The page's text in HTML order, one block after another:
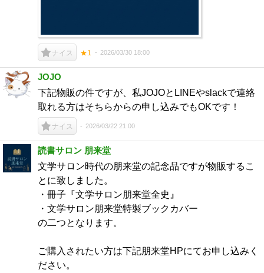
ナイス ★1 2026/03/30 18:00
JOJO
下記物販の件ですが、私JOJOとLINEやslackで連絡
取れる方はそちらからの申し込みでもOKです！
ナイス 2026/03/22 21:00
読書サロン 朋来堂
文学サロン時代の朋来堂の記念品ですが物販するこ
とに致しました。
・冊子『文学サロン朋来堂全史』
・文学サロン朋来堂特製ブックカバー
の二つとなります。
ご購入されたい方は下記朋来堂HPにてお申し込みく
ださい。